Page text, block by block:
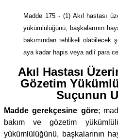
Madde 175 - (1) Akıl hastası
yükümlülüğünü, başkalarının
bakımından tehlikeli olabilecek
aya kadar hapis veya adlî para
Akıl Hastası
Gözetim
Suçunun
Madde gerekçesine göre;
bakım ve gözetim
yükümlülüğünü, başkalarının